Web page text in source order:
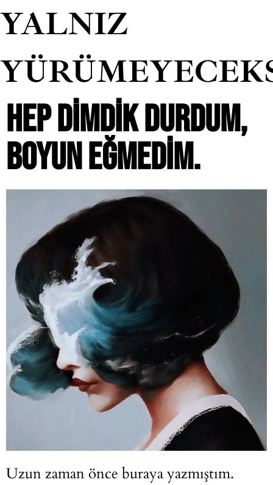
YALNIZ
HEP DIMDIK DURDUM,
BOYUN EĞMEDIM.
Uzun zaman önce buraya yazmıştım.